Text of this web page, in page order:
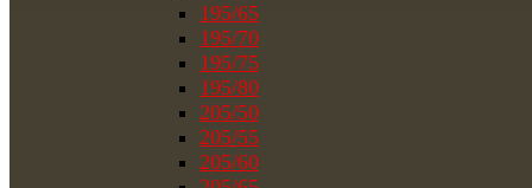
195/65
195/70
195/75
195/80
205/50
205/55
205/60